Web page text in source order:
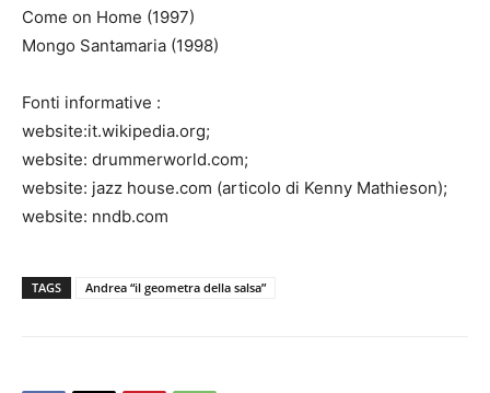
Come on Home (1997)
Mongo Santamaria (1998)
Fonti informative :
website:it.wikipedia.org;
website: drummerworld.com;
website: jazz house.com (articolo di Kenny Mathieson);
website: nndb.com
TAGS Andrea “il geometra della salsa”